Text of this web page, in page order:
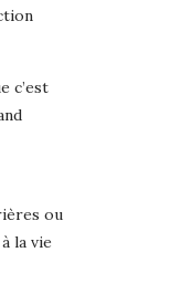
c’est
ou
la vie